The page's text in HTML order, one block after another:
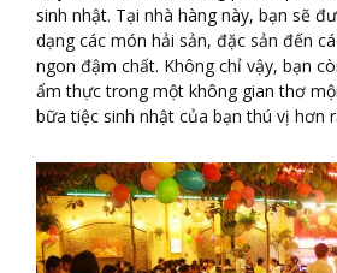
sinh nhật. Tại nhà hàng này, bạn sẽ
dạng các món hải sản, đặc sản đến
ngon đậm chất. Không chỉ vậy, bạn
ẩm thực trong một không gian thơ
bữa tiệc sinh nhật của bạn thú vị hơn